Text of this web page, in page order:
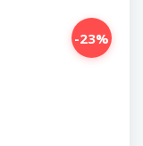
-23%